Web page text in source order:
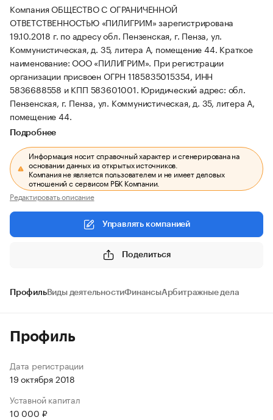
Компания ОБЩЕСТВО С ОГРАНИЧЕННОЙ
ОТВЕТСТВЕННОСТЬЮ «ПИЛИГРИМ» зарегистрирована
19.10.2018 г. по адресу обл. Пензенская, г. Пенза, ул.
Коммунистическая, д. 35, литера А, помещение 44. Краткое
наименование: ООО «ПИЛИГРИМ». При регистрации
организации присвоен ОГРН 1185835015354, ИНН
5836688558 и КПП 583601001. Юридический адрес: обл.
Пензенская, г. Пенза, ул. Коммунистическая, д. 35, литера А,
помещение 44.
Подробнее
Информация носит справочный характер и сгенерирована на
основании данных из открытых источников.
Компания не является пользователем и не имеет деловых
отношений с сервисом РБК Компании.
Редактировать описание
Управлять компанией
Поделиться
ПрофильВиды деятельностиФинансыАрбитражные дела
Профиль
Дата регистрации
19 октября 2018
Уставной капитал
10 000 ₽